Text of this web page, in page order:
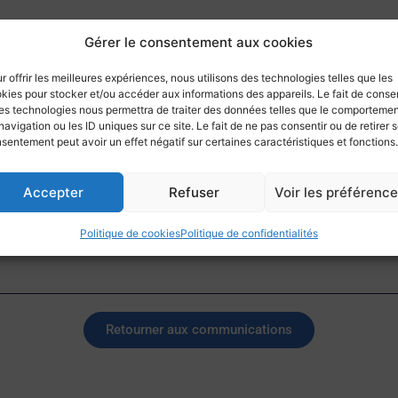
Gérer le consentement aux cookies
offrir les meilleures expériences, nous utilisons des technologies telles que les
pour stocker et/ou accéder aux informations des appareils. Le fait de
technologies nous permettra de traiter des données telles que le
ou les ID uniques sur ce site. Le fait de ne pas consentir ou de retirer
peut avoir un effet négatif sur certaines caractéristiques et fonctions.
Accepter Refuser Voir les
Politique de cookiesPolitique de confidentialités
ou les membres en navigation pour une aventure maritime
connaître auprès du secrétariat à l’adresse
Retourner aux communications